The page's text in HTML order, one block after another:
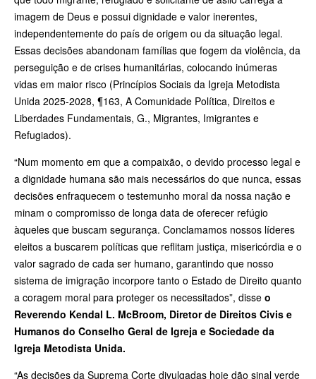
imagem de Deus e possui dignidade e valor inerentes,
independentemente do país de origem ou da situação legal.
Essas decisões abandonam famílias que fogem da violência, da
perseguição e de crises humanitárias, colocando inúmeras
vidas em maior risco (Princípios Sociais da Igreja Metodista
Unida 2025-2028, ¶163, A Comunidade Política, Direitos e
Liberdades Fundamentais, G., Migrantes, Imigrantes e
Refugiados).
“Num momento em que a compaixão, o devido processo legal e
a dignidade humana são mais necessários do que nunca, essas
decisões enfraquecem o testemunho moral da nossa nação e
minam o compromisso de longa data de oferecer refúgio
àqueles que buscam segurança. Conclamamos nossos líderes
eleitos a buscarem políticas que reflitam justiça, misericórdia e o
valor sagrado de cada ser humano, garantindo que nosso
sistema de imigração incorpore tanto o Estado de Direito quanto
a coragem moral para proteger os necessitados”, disse o
Reverendo Kendal L. McBroom, Diretor de Direitos Civis e
Humanos do Conselho Geral de Igreja e Sociedade da
Igreja Metodista Unida.
“As decisões da Suprema Corte divulgadas hoje dão sinal verde